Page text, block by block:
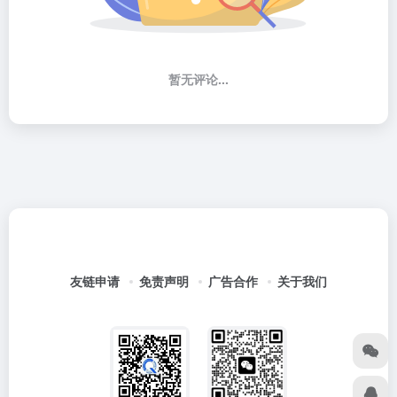
暂无评论...
友链申请 免责声明 广告合作 关于我们